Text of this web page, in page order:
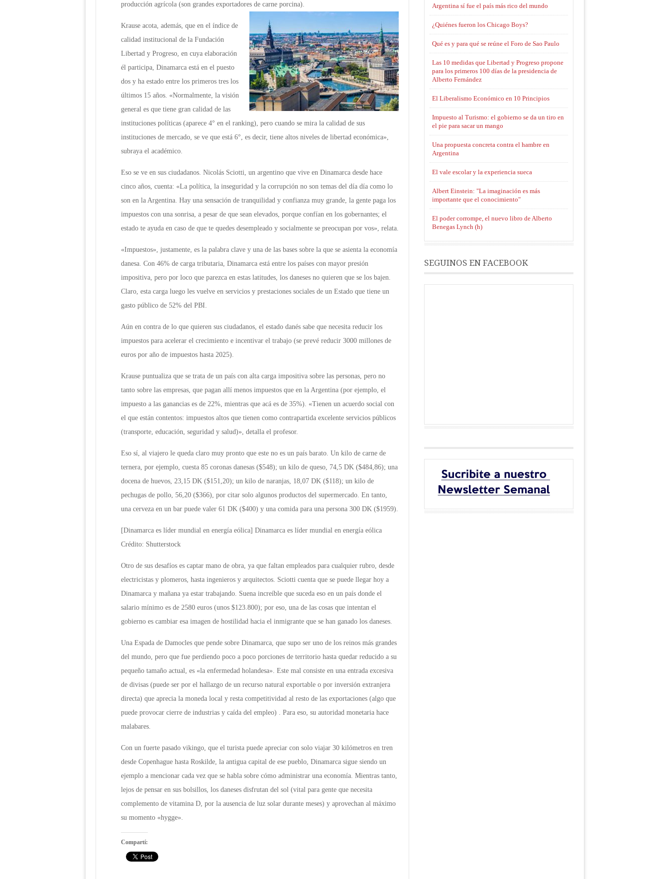
producción agrícola (son grandes exportadores de carne porcina).
Krause acota, además, que en el índice de
calidad institucional de la Fundación
Libertad y Progreso, en cuya elaboración
él participa, Dinamarca está en el puesto
dos y ha estado entre los primeros tres los
últimos 15 años. «Normalmente, la visión
general es que tiene gran calidad de las
instituciones políticas (aparece 4° en el ranking), pero cuando se mira la calidad de sus
instituciones de mercado, se ve que está 6°, es decir, tiene altos niveles de libertad económica»,
subraya el académico.
Eso se ve en sus ciudadanos. Nicolás Sciotti, un argentino que vive en Dinamarca desde hace
cinco años, cuenta: «La política, la inseguridad y la corrupción no son temas del día día como lo
son en la Argentina. Hay una sensación de tranquilidad y confianza muy grande, la gente paga los
impuestos con una sonrisa, a pesar de que sean elevados, porque confían en los gobernantes; el
estado te ayuda en caso de que te quedes desempleado y socialmente se preocupan por vos», relata.
«Impuestos», justamente, es la palabra clave y una de las bases sobre la que se asienta la economía
danesa. Con 46% de carga tributaria, Dinamarca está entre los países con mayor presión
impositiva, pero por loco que parezca en estas latitudes, los daneses no quieren que se los bajen.
Claro, esta carga luego les vuelve en servicios y prestaciones sociales de un Estado que tiene un
gasto público de 52% del PBI.
Aún en contra de lo que quieren sus ciudadanos, el estado danés sabe que necesita reducir los
impuestos para acelerar el crecimiento e incentivar el trabajo (se prevé reducir 3000 millones de
euros por año de impuestos hasta 2025).
Krause puntualiza que se trata de un país con alta carga impositiva sobre las personas, pero no
tanto sobre las empresas, que pagan allí menos impuestos que en la Argentina (por ejemplo, el
impuesto a las ganancias es de 22%, mientras que acá es de 35%). «Tienen un acuerdo social con
el que están contentos: impuestos altos que tienen como contrapartida excelente servicios públicos
(transporte, educación, seguridad y salud)», detalla el profesor.
Eso sí, al viajero le queda claro muy pronto que este no es un país barato. Un kilo de carne de
ternera, por ejemplo, cuesta 85 coronas danesas ($548); un kilo de queso, 74,5 DK ($484,86); una
docena de huevos, 23,15 DK ($151,20); un kilo de naranjas, 18,07 DK ($118); un kilo de
pechugas de pollo, 56,20 ($366), por citar solo algunos productos del supermercado. En tanto,
una cerveza en un bar puede valer 61 DK ($400) y una comida para una persona 300 DK ($1959).
[Dinamarca es líder mundial en energía eólica] Dinamarca es líder mundial en energía eólica
Crédito: Shutterstock
Otro de sus desafíos es captar mano de obra, ya que faltan empleados para cualquier rubro, desde
electricistas y plomeros, hasta ingenieros y arquitectos. Sciotti cuenta que se puede llegar hoy a
Dinamarca y mañana ya estar trabajando. Suena increíble que suceda eso en un país donde el
salario mínimo es de 2580 euros (unos $123.800); por eso, una de las cosas que intentan el
gobierno es cambiar esa imagen de hostilidad hacia el inmigrante que se han ganado los daneses.
Una Espada de Damocles que pende sobre Dinamarca, que supo ser uno de los reinos más grandes
del mundo, pero que fue perdiendo poco a poco porciones de territorio hasta quedar reducido a su
pequeño tamaño actual, es «la enfermedad holandesa». Este mal consiste en una entrada excesiva
de divisas (puede ser por el hallazgo de un recurso natural exportable o por inversión extranjera
directa) que aprecia la moneda local y resta competitividad al resto de las exportaciones (algo que
puede provocar cierre de industrias y caída del empleo) . Para eso, su autoridad monetaria hace
malabares.
Con un fuerte pasado vikingo, que el turista puede apreciar con solo viajar 30 kilómetros en tren
desde Copenhague hasta Roskilde, la antigua capital de ese pueblo, Dinamarca sigue siendo un
ejemplo a mencionar cada vez que se habla sobre cómo administrar una economía. Mientras tanto,
lejos de pensar en sus bolsillos, los daneses disfrutan del sol (vital para gente que necesita
complemento de vitamina D, por la ausencia de luz solar durante meses) y aprovechan al máximo
su momento «hygge».
Compartí:
Argentina sí fue el país más rico del mundo
¿Quiénes fueron los Chicago Boys?
Qué es y para qué se reúne el Foro de Sao Paulo
Las 10 medidas que Libertad y Progreso propone
para los primeros 100 días de la presidencia de
Alberto Fernández
El Liberalismo Económico en 10 Principios
Impuesto al Turismo: el gobierno se da un tiro en
el pie para sacar un mango
Una propuesta concreta contra el hambre en
Argentina
El vale escolar y la experiencia sueca
Albert Einstein: "La imaginación es más
importante que el conocimiento"
El poder corrompe, el nuevo libro de Alberto
Benegas Lynch (h)
SEGUINOS EN FACEBOOK